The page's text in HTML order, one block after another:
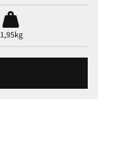
1,95kg